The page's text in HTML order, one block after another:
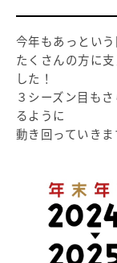
今年もあっとい
たくさんの方に
した！
３シーズン目も
るように
動き回っていき